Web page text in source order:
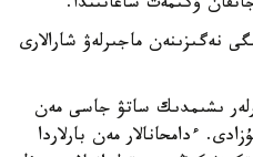
ۇكىمەت ساعاتىندا.
نەگىزىنەن ماجىرلەۋ شارالارى
ىشىمدىك ساتۋ جاسى مەن
ءدامحانالار مەن بارلاردا